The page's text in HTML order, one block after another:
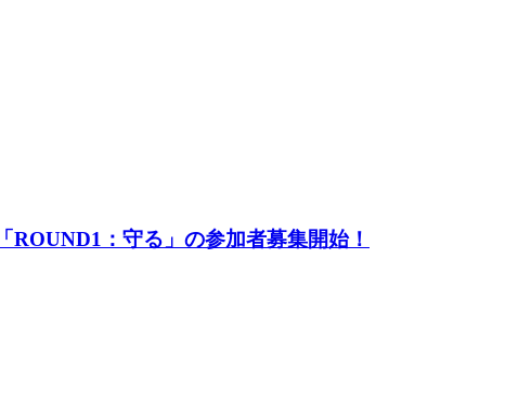
：守る」の参加者募集開始！